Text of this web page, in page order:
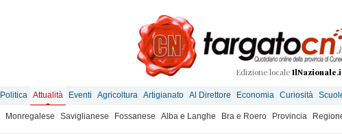
Edizione locale
Politica Attualità Eventi Agricoltura Artigianato Al Direttore Economia Curiosità
Monregalese Saviglianese Fossanese Alba e Langhe Bra e Roero Provincia